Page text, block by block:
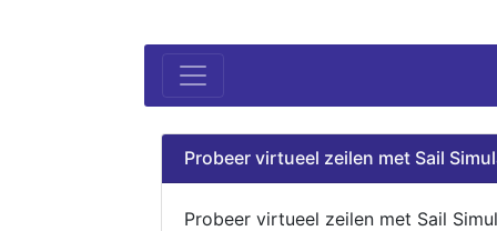
Probeer virtueel zeilen met Sail
Probeer virtueel zeilen met Sail